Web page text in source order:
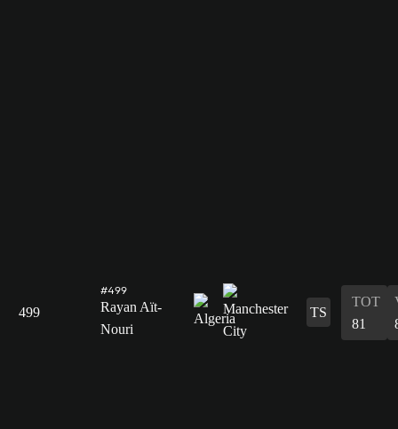
499
#499
Rayan Aït-
Nouri
TS
TOT
81